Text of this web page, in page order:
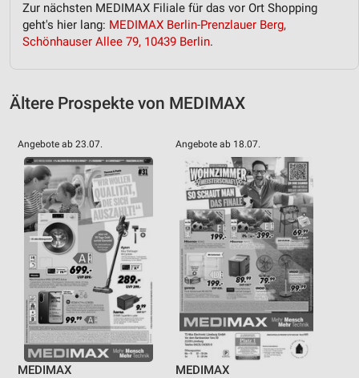
Zur nächsten MEDIMAX Filiale für das vor Ort Shopping
geht's hier lang: MEDIMAX Berlin-Prenzlauer Berg,
Schönhauser Allee 79, 10439 Berlin.
Ältere Prospekte von MEDIMAX
Angebote ab 23.07.
MEDIMAX
Angebote ab 18.07.
MEDIMAX
Nicht-IAB-Verarbeitungszwecke:
Notwendig
Funktional
Werbung